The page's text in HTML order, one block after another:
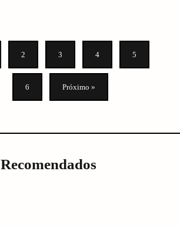
2 3 4 5
6 Próximo »
Recomendados